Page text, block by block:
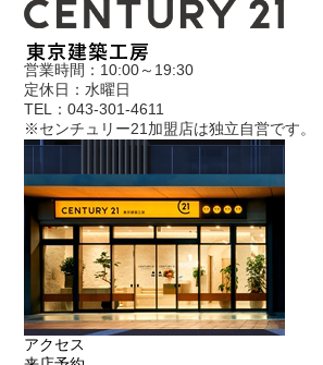
営業時間：10:00～19:30
定休日：水曜日
TEL：043-301-4611
※センチュリー21加盟店は独立自営です。
アクセス